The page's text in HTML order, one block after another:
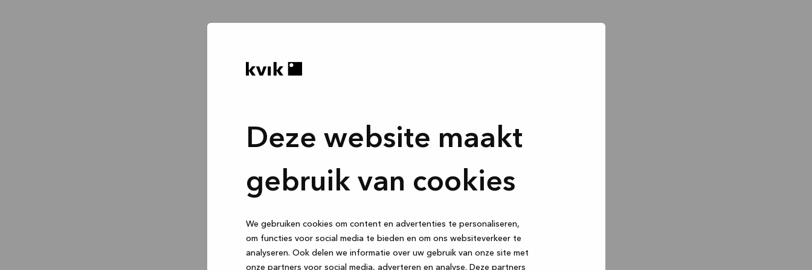
Deze website maakt
gebruik van cookies
We gebruiken cookies om content en advertenties te personaliseren,
om functies voor social media te bieden en om ons websiteverkeer te
analyseren. Ook delen we informatie over uw gebruik van onze site met
onze partners voor social media, adverteren en analyse. Deze partners